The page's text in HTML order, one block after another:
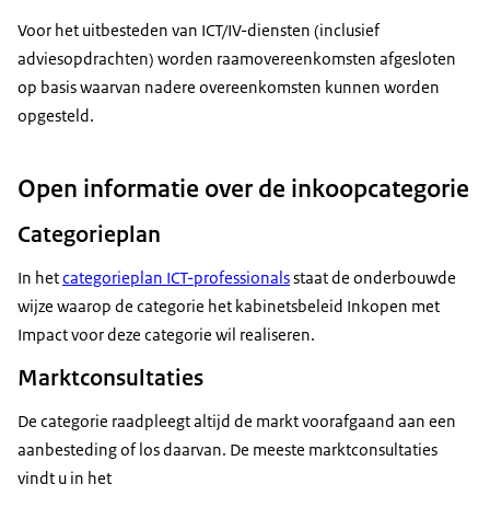
Voor het uitbesteden van ICT/IV-diensten (inclusief
adviesopdrachten) worden raamovereenkomsten afgesloten
op basis waarvan nadere overeenkomsten kunnen worden
opgesteld.
Open informatie over de inkoopcategorie
Categorieplan
In hetcategorieplan ICT-professionalsstaat de onderbouwde
wijze waarop de categorie het kabinetsbeleid Inkopen met
Impact voor deze categorie wil realiseren.
Marktconsultaties
De categorie raadpleegt altijd de markt voorafgaand aan een
aanbesteding of los daarvan. De meeste marktconsultaties
vindt u in het